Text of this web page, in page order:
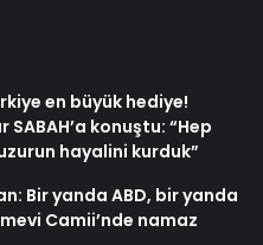
en büyük hediye!
konuştu: “Hep
hayalini kurduk”
Bir yanda ABD, bir yanda
Camii’nde namaz